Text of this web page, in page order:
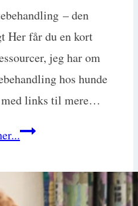
drømmejobbet
– den
Her får du en kort
jeg har om
hos hunde
med links til mere…
Narkose
smertebehandling